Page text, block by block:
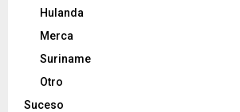
Hulanda
Merca
Suriname
Otro
Suceso